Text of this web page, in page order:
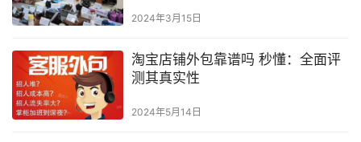
2024年3月15日
淘宝店铺外包靠谱吗 秒懂：全面评
测其真实性
2024年5月14日